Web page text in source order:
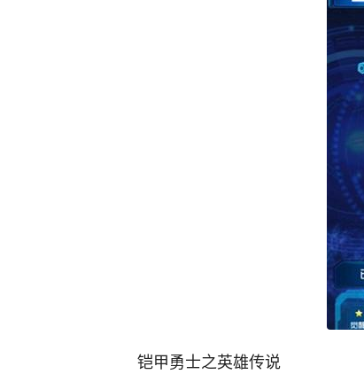
铠甲勇士之英雄传说